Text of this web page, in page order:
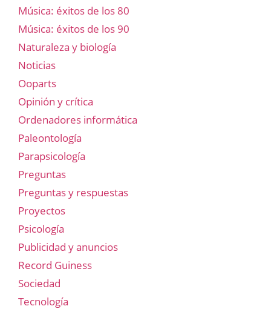
Música: éxitos de los 80
Música: éxitos de los 90
Naturaleza y biología
Noticias
Ooparts
Opinión y crítica
Ordenadores informática
Paleontología
Parapsicología
Preguntas
Preguntas y respuestas
Proyectos
Psicología
Publicidad y anuncios
Record Guiness
Sociedad
Tecnología